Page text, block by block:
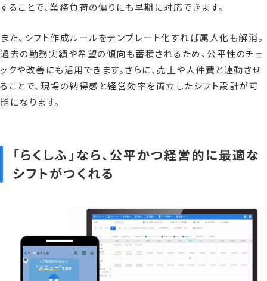
することで、業務負荷の偏りにも早期に対応できます。
また、シフト作成ルールをテンプレート化すれば属人化も解消。
過去の勤務実績や希望の傾向も蓄積されるため、公平性のチェ
ックや改善にも活用できます。さらに、売上や人件費と連動させ
ることで、現場の納得感と経営効率を両立したシフト設計が可
能になります。
「らくしふ」なら、公平かつ経営的に最適な
シフトがつくれる